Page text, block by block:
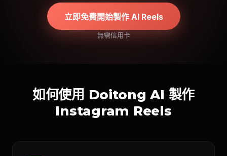
立即免費開始製作 AI Reels
無需信用卡
如何使用 Doitong AI 製作
Instagram Reels